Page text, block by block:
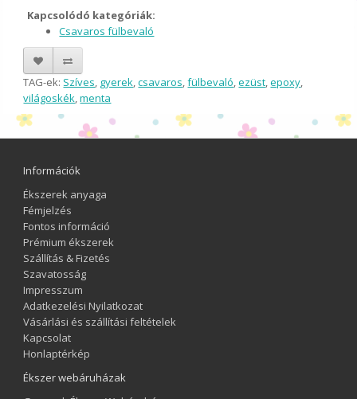
Kapcsolódó kategóriák:
Csavaros fülbevaló
TAG-ek: Szíves, gyerek,csavaros,fülbevaló,ezüst,epoxy,
világoskék,menta
Információk
Ékszerek anyaga
Fémjelzés
Fontos információ
Prémium ékszerek
Szállítás & Fizetés
Szavatosság
Impresszum
Adatkezelési Nyilatkozat
Vásárlási és szállítási feltételek
Kapcsolat
Honlaptérkép
Ékszer webáruházak